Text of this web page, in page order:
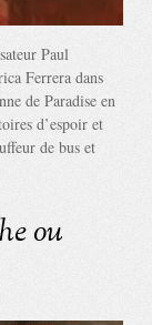
Paul
Ferrera dans
de Paradise en
d’espoir et
de bus et
ou